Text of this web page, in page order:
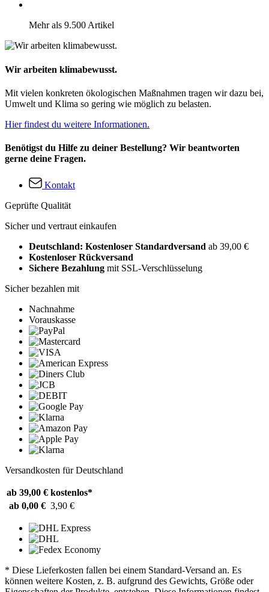
Mehr als 9.500 Artikel
Wir arbeiten klimabewusst.
Mit vielen konkreten ökologischen Maßnahmen tragen wir dazu bei,
Umwelt und Klima so gering wie möglich zu belasten.
Hier findest du weitere Informationen.
Benötigst du Hilfe zu deiner Bestellung? Wir beantworten
gerne deine Fragen.
Kontakt
Geprüfte Qualität
Sicher und vertraut einkaufen
Deutschland: Kostenloser Standardversand ab 39,00 €
Kostenloser Rückversand
Sichere Bezahlung mit SSL-Verschlüsselung
Sicher bezahlen mit
Nachnahme
Vorauskasse
Versandkosten für Deutschland
ab 39,00 € kostenlos*
ab 0,00 € 3,90 €
* Diese Lieferkosten fallen bei einem Standard-Versand an. Es
können weitere Kosten, z. B. aufgrund des Gewichts, Größe oder